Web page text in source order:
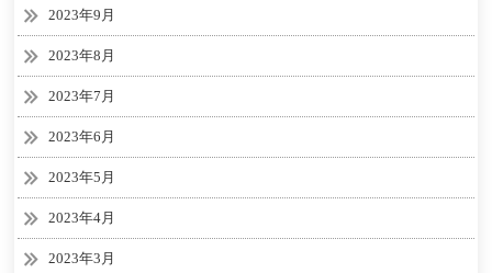
2023年9月
2023年8月
2023年7月
2023年6月
2023年5月
2023年4月
2023年3月